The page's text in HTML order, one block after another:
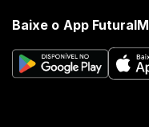
Baixe o App FuturaIM